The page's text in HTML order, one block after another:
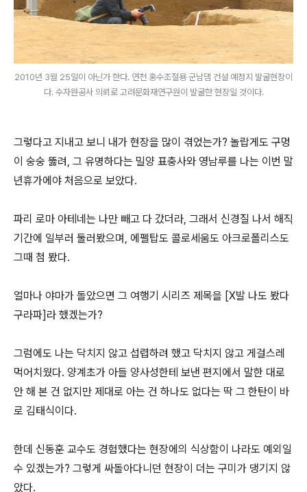
2010년 3월 25일이 아닌가 한다. 연천 홍수조절용 군남댐 건설 예정지 발굴현장이
다. 수자원공사 의뢰로 고려문화재연구원이 발굴한 현장일 것이다.
그렇다고 지내고 보니 내가 현장을 많이 겪었는가? 놀랍게도 구멍
이 숭숭 뚫려, 그 유명하다는 밀양 표충사와 영남루를 나는 이번 말
년휴가에야 처음으로 보았다.
파리 로마 아테네는 나만 빼고 다 갔더라, 그래서 신경질 나서 해직
기간에 일부러 둘러봤으며, 에펠탑도 콜로세움도 아크로폴리스도
그때 첨 봤다.
얼마나 야마가 돌았으면 그 여행기 시리즈 제목을 [X발 나도 봤다
구라파]라 했겠는가?
그럼에도 나는 닥치지 않고 섭렵하려 했고 닥치지 않고 게걸스레
먹어치웠다. 양계초가 아들 양사성한테 보낸 편지에서 말한 대로
안 해 본 건 없지만 제대로 아는 건 하나도 없다는 딱 그 한탄이 바
로 김태식이다.
한데 신동훈 교수도 경험했다는 현장에의 식상함이 나라도 예외일
수 있겠는가? 그렇게 싸돌아다니던 현장이 더는 구미가 댕기지 않
았다.